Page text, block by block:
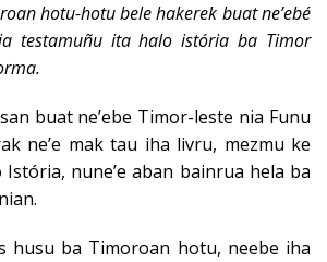
hotu-hotu bele hakerek buat ne’ebé
testamuñu ita halo istória ba Timor
buat ne’ebe Timor-leste nia Funu
ne’e mak tau iha livru, mezmu ke
Istória, nune’e aban bainrua hela ba
husu ba Timoroan hotu, neebe iha